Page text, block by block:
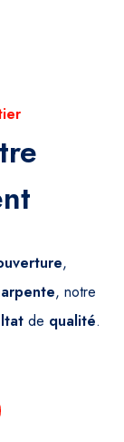
,
, notre
de qualité.